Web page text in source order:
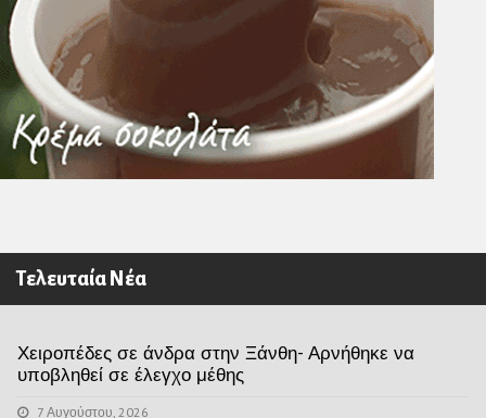
Τελευταία Νέα
Χειροπέδες σε άνδρα στην Ξάνθη- Αρνήθηκε να
υποβληθεί σε έλεγχο μέθης
7 Αυγούστου, 2026